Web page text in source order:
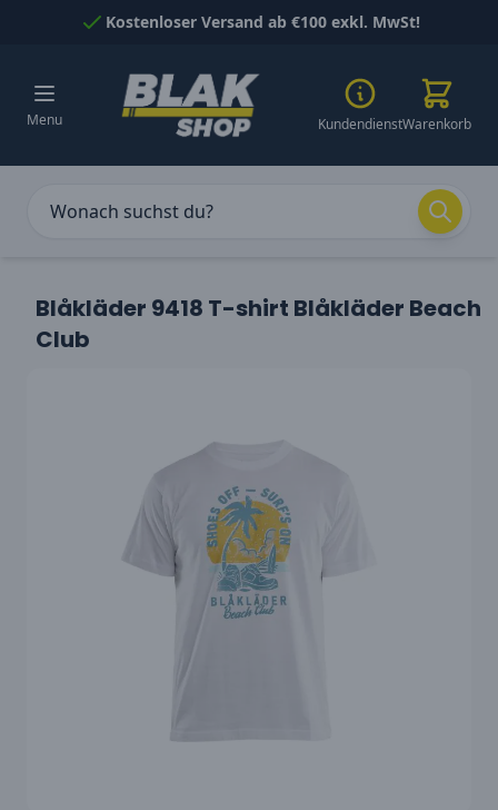
Skip to ContentKostenloser Versand ab €100 exkl. MwSt!
Menu KundendienstWarenkorb
Blåkläder 9418 T-shirt Blåkläder Beach
Club